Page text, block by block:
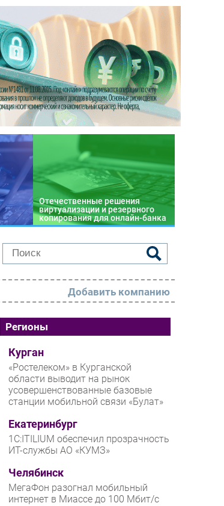
Отечественные решения
виртуализации и резервного
копирования для онлайн-банка
РАЗДЕЛЫ
Новости
Аналитика
Интервью
Проекты
IT класс
Тестовый стенд
Каталог компаний
Добавить компанию
Регионы
Курган
«Ростелеком» в Курганской
области выводит на рынок
усовершенствованные базовые
станции мобильной связи «Булат»
Екатеринбург
1С:ITILIUM обеспечил прозрачность
ИТ-службы АО «КУМЗ»
Челябинск
МегаФон разогнал мобильный
интернет в Миассе до 100 Мбит/с